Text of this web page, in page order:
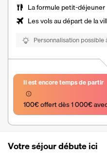
La formule petit-déjeuner
Les vols au départ de la
Personnalisation possible
Il est encore temps de partir
100€ offert dès 1 000€
Votre séjour débute ici